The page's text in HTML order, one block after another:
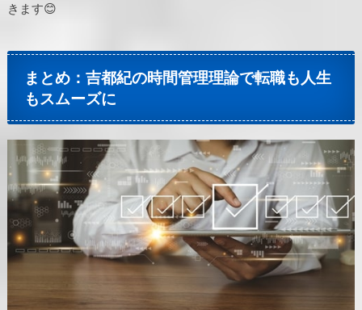
きます😊
まとめ：吉都紀の時間管理理論で転職も人生
もスムーズに